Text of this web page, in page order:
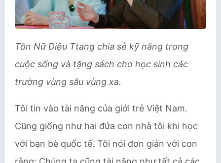
Tôn Nữ Diệu Ttang chia sẻ kỹ năng trong
cuộc sống và tặng sách cho học sinh các
trường vùng sâu vùng xa.
Tôi tin vào tài năng của giới trẻ Việt Nam.
Cũng giống như hai đứa con nhà tôi khi học
với bạn bè quốc tế. Tôi nói đơn giản với con